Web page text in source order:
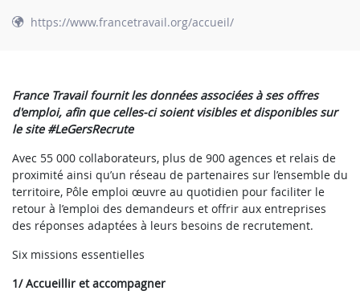
https://www.francetravail.org/accueil/
France Travail fournit les données associées à ses offres
d'emploi, afin que celles-ci soient visibles et disponibles sur
le site #LeGersRecrute
Avec 55 000 collaborateurs, plus de 900 agences et relais de
proximité ainsi qu’un réseau de partenaires sur l’ensemble du
territoire, Pôle emploi œuvre au quotidien pour faciliter le
retour à l’emploi des demandeurs et offrir aux entreprises
des réponses adaptées à leurs besoins de recrutement.
Six missions essentielles
1/ Accueillir et accompagner